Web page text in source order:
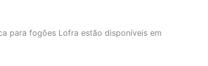
para fogões Lofra estão disponíveis em